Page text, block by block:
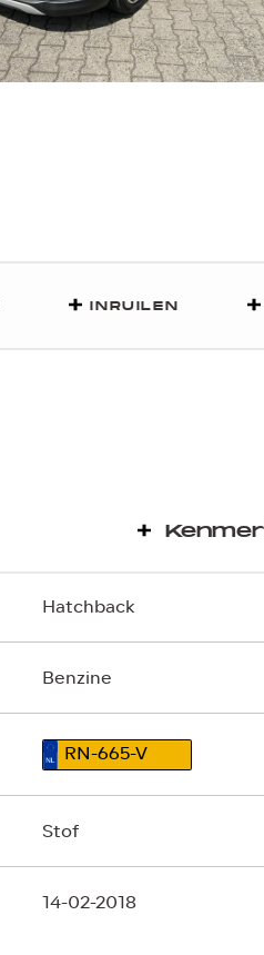
INRUILEN
Hatchback
Benzine
RN-665-V
Stof
14-02-2018